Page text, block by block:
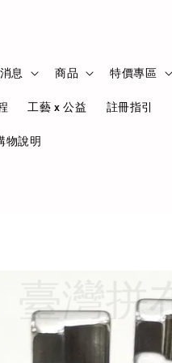
息 商品 特價專區
工藝 x 公益 註冊指引
物說明